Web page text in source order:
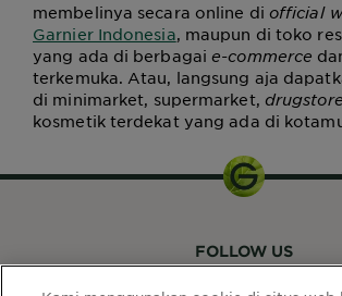
membelinya secara online di official
Garnier Indonesia, maupun di toko
yang ada di berbagaie-commerce
terkemuka. Atau, langsung aja
di minimarket, supermarket, drugstore
kosmetik terdekat yang ada di
FOLLOW US